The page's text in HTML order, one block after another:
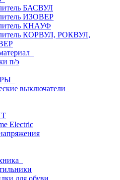
БАСВУЛ
ИЗОВЕР
КНАУФ
КОРВУЛ, РОКВУЛ,
п/э
выключатели
Electric
для обуви